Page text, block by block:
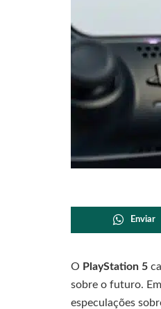
Enviar
O PlayStation 5
sobre o futuro.
especulações